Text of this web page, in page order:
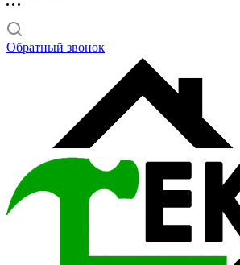
Обратный звонок